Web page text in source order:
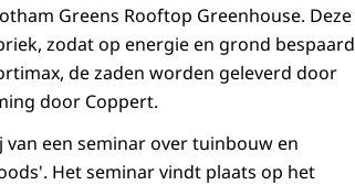
Greens Rooftop Greenhouse. Deze
zodat op energie en grond bespaard
de zaden worden geleverd door
door Coppert.
een seminar over tuinbouw en
Het seminar vindt plaats op het